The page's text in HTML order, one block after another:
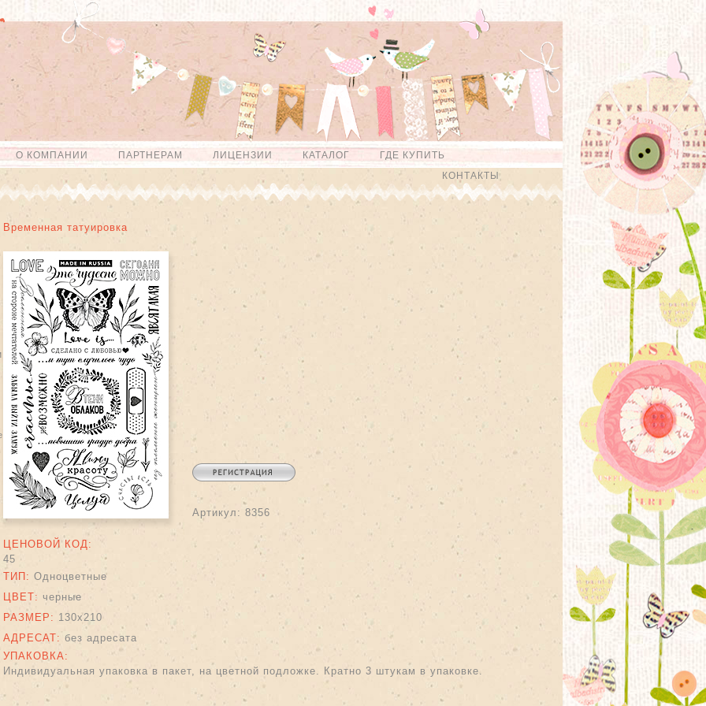
О КОМПАНИИ ПАРТНЕРАМ ЛИЦЕНЗИИ КАТАЛОГ
ГДЕ КУПИТЬ
КОНТАКТЫ
Временная татуировка
Артикул: 8356
ЦЕНОВОЙ КОД:
45
ТИП: Одноцветные
ЦВЕТ: черные
РАЗМЕР: 130х210
АДРЕСАТ: без адресата
УПАКОВКА:
Индивидуальная упаковка в пакет, на цветной подложке. Кратно 3 штукам в упаковке.